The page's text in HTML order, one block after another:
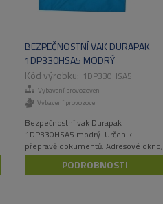
BEZPEČNOSTNÍ VAK DURAPAK
1DP330HSA5 MODRÝ
1DP330HSA5
Vybavení provozoven
Vybavení provozoven
Bezpečnostní vak Durapak
1DP330HSA5 modrý. Určen k
přepravě dokumentů. Adresové okno,
velmi odolný materiál.
PODROBNOSTI